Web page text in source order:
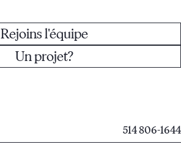
Rejoins l'équipe
Un projet?
514 806-1644